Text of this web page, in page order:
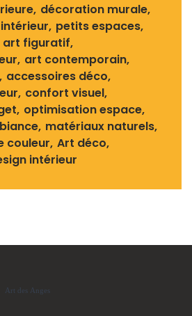
décoration murale
petits espaces
art figuratif
art contemporain
accessoires déco
confort visuel
optimisation espace
matériaux naturels
couleur Art déco
intérieur